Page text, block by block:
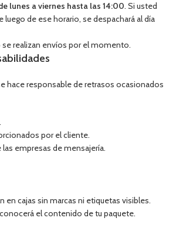
lunes a viernes hasta las 14:00. Si usted
luego de ese horario, se despachará al día
realizan envíos por el momento.
hace responsable de retrasos ocasionados
por el cliente.
empresas de mensajería.
en cajas sin marcas ni etiquetas visibles.
el contenido de tu paquete.